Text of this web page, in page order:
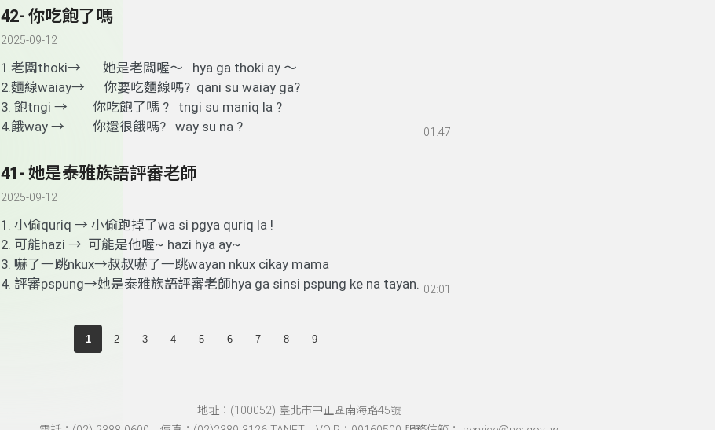
42- 你吃飽了嗎
2025-09-12
1.老闆thoki→ 她是老闆喔～ hya ga thoki ay ～
2.麵線waiay→ 你要吃麵線嗎? qani su waiay ga?
3. 飽tngi → 你吃飽了嗎 ? tngi su maniq la ?
4.餓way → 你還很餓嗎? way su na ? 01:47
41- 她是泰雅族語評審老師
2025-09-12
1. 小偷quriq → 小偷跑掉了wa si pgya quriq la !
2. 可能hazi → 可能是他喔~ hazi hya ay~
3. 嚇了一跳nkux→叔叔嚇了一跳wayan nkux cikay mama
4. 評審pspung→她是泰雅族語評審老師hya ga sinsi pspung ke na tayan. 02:01
1 2 3 4 5 6 7 8 9
地址：(100052) 臺北市中正區南海路45號